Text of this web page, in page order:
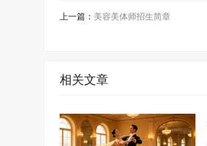
上一篇： 美容美体师招生简章
相关文章